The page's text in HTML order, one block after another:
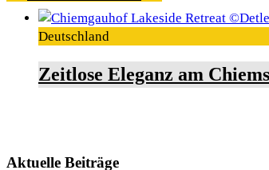
Deutschland
Zeitlose Eleganz am
Aktuelle Beiträge